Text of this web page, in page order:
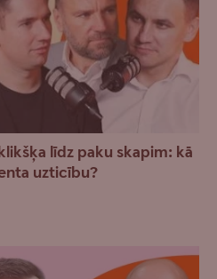
līdz paku skapim: kā
uzticību?